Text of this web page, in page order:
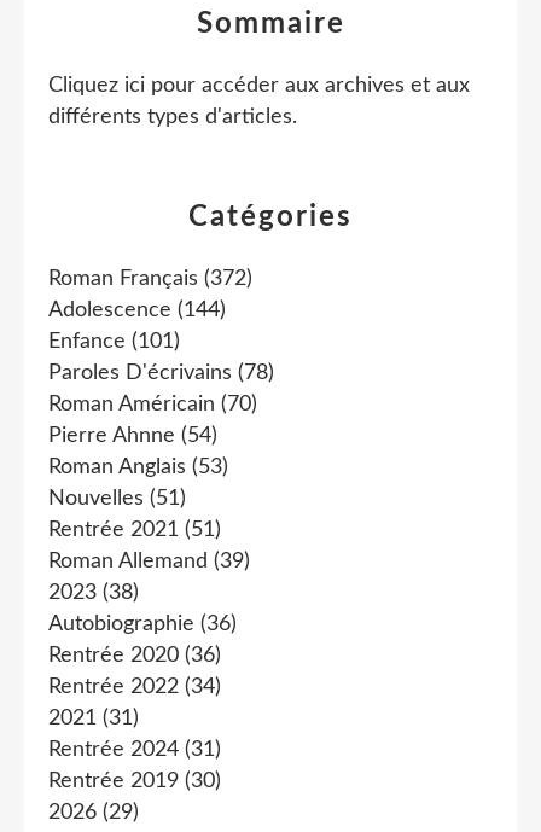
Catégories
Roman Français (372)
Adolescence (144)
Enfance (101)
Paroles D'écrivains (78)
Roman Américain (70)
Pierre Ahnne (54)
Roman Anglais (53)
Nouvelles (51)
Rentrée 2021 (51)
Roman Allemand (39)
2023 (38)
Autobiographie (36)
Rentrée 2020 (36)
Rentrée 2022 (34)
2021 (31)
Rentrée 2024 (31)
Rentrée 2019 (30)
2026 (29)
Sommaire
Cliquez ici pour accéder aux archives et aux
différents types d'articles.